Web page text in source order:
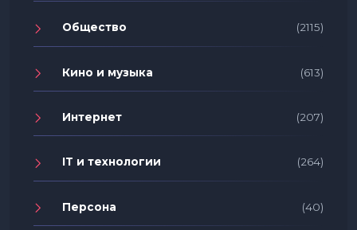
Общество (2115)
Кино и музыка (613)
Интернет (207)
IT и технологии (264)
Персона (40)